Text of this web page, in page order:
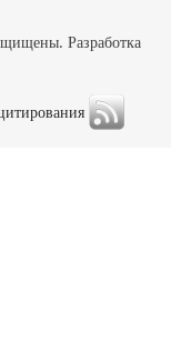
Разработка